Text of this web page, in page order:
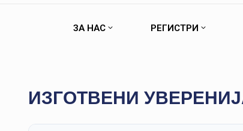
ЗА НАС РЕГИСТРИ
ИЗГОТВЕНИ